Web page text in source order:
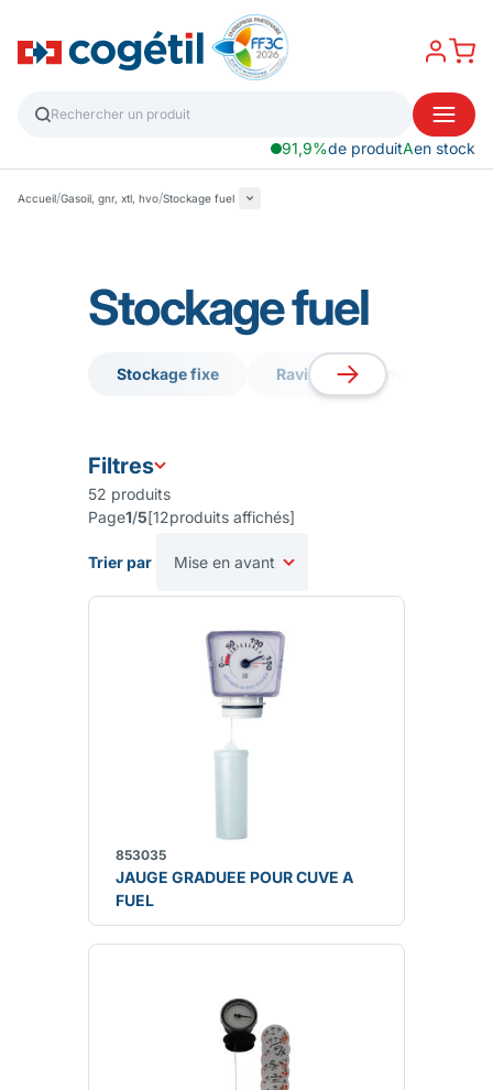
91,9%de produitAen stock
Accueil/Gasoil, gnr, xtl, hvo/Stockage fuel
Stockage fuel
Stockage fixe
Ravitaillement mobile
Ravitaillement mobile
Filtres
52 produits
Page1/5[12produits affichés]
Trier par
853035
JAUGE GRADUEE POUR CUVE A
FUEL